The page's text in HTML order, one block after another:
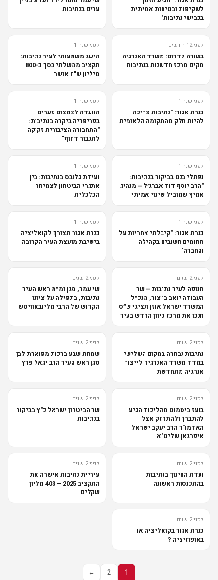
לשקיפות ובטיחות אמיתית
בכבישי נתיבות"
ערים בנתיבות
לפני 12 חודשים
בשורה לדרום: משרד האנרגיה
מקים מרכז חדשנות בנתיבות
לפני שנה 1
הישג משמעותי לעיר נתיבות:
תקציב ממשלתי בסך כ-800
מיליון ש"ח אושר
לפני שנה 1
כנרת אגור: "נתיבות צריכה
להיות חלק מהתקומה הלאומית
לפני שנה 1
הוועדה לצמצום פערים
בפריפריה ביקרה בנתיבות:
"התחבורה הציבורית זקוקה
לתגבור דחוף"
לפני שנה 1
נפתלי בנט בביקור בנתיבות:
"הרב יוסף דוד אברג׳ל – מנהיג
אמיץ שמוביל שינוי אמיתי
לפני שנה 1
ועידת גלובס בנתיבות: בין
אתגרי הביטחון לצמיחה
הכלכלית
לפני שנה 1
כנרת אגור: "קיבלתי אחריות על
תחומים חשובים בקהילה
והחברה"
לפני שנה 1
כנרת אגור תצורף לקואליציה
בישיבת מועצת העיר הקרובה
לפני 2 שנים
תנופה לעיר נתיבות – שר
העבודה יואב בן צור, מנכ״ל
המשרד ישראל אוזן ונציגי ש״ס
חנכו את מרכז כיוון החדש בעיר
לפני 2 שנים
שי עמר, סגן ומ״מ ראש העיר
נתיבות, בתפילה על ציונו
הקדוש של הרבי מליובאוויטש
לפני 2 שנים
נתיבות נבחרה במקום השלישי
במדד משרד האנרגיה לייצור
אנרגיה מתחדשת
לפני 2 שנים
שמחת שבע ברכות מפוארת לבן
סגן ראש העיר הרב יגאל פרץ
לפני 2 שנים
בועז ביסמוט מהליכוד הגיע
להתברך ולהתחזק אצל
האדמו"ר הרב יעקב ישראל
איפרגאן שליט"א
לפני 2 שנים
שר הביטחון ישראל כ"ץ בביקור
בנתיבות
לפני 2 שנים
ועדת החינוך בנתיבות
בהתכנסות ראשונה
לפני 2 שנים
עיריית נתיבות אישרה את
התקציב 2025 – 403 מליון
שקלים
לפני 2 שנים
כנרת אגור בקואליציה או
באופוזיציה ?
1
2
←